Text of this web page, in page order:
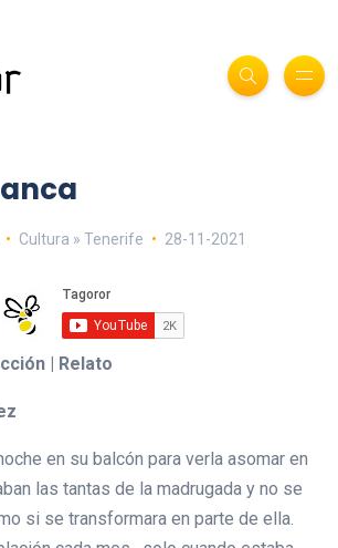
Cultura » Tenerife 28-11-2021
| Relato
en su balcón para verla asomar en
las tantas de la madrugada y no se
si se transformara en parte de ella.